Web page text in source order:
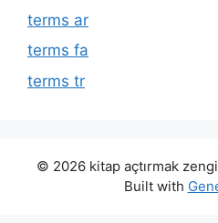
terms ar
terms fa
terms tr
© 2026 kitap açtırmak
Built with